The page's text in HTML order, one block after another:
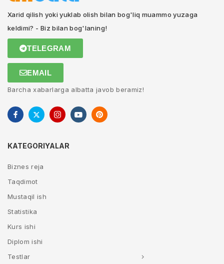
Xarid qilish yoki yuklab olish bilan bog'liq muammo yuzaga
keldimi? - Biz bilan bog'laning!
TELEGRAM
EMAIL
Barcha xabarlarga albatta javob beramiz!
KATEGORIYALAR
Biznes reja
Taqdimot
Mustaqil ish
Statistika
Kurs ishi
Diplom ishi
Testlar